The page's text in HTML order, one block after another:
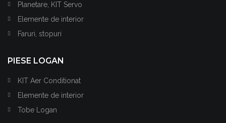
Planetare, KIT Servo
Elemente de interior
Faruri, stopuri
PIESE LOGAN
KIT Aer Conditionat
Elemente de interior
Tobe Logan